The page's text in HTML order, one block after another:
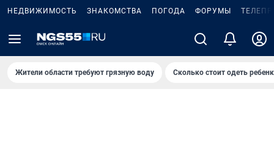
НЕДВИЖИМОСТЬ ЗНАКОМСТВА ПОГОДА ФОРУМЫ
Жители области требуют грязную воду Сколько стоит одеть